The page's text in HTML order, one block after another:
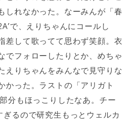
しれなかった。なーみんが「春
で、えりちゃんにコールし
差して歌ってて思わず笑顔。衣
でフォローしたりとか、めちゃ
えりちゃんをみんなで見守りな
かった。ラストの「アリガト
分もほっこりしたなあ。チー
るので研究生もっとウェルカ